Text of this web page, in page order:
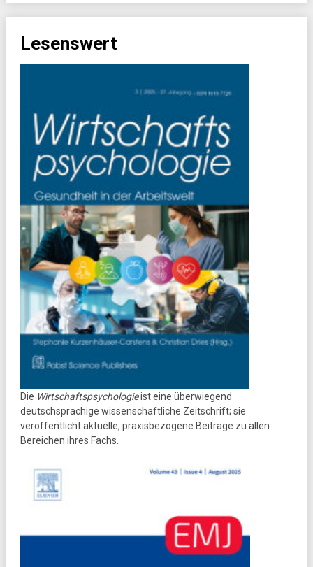
Lesenswert
Die Wirtschaftspsychologieist eine überwiegend
deutschsprachige wissenschaftliche Zeitschrift; sie
veröffentlicht aktuelle, praxisbezogene Beiträge zu allen
Bereichen ihres Fachs.